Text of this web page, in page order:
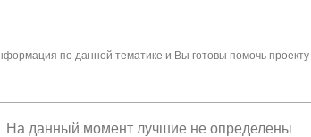
по данной тематике и Вы готовы помочь проекту
На данный момент лучшие не определены